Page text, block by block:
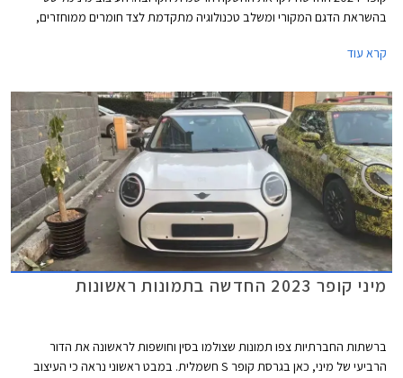
בהשראת הדגם המקורי ומשלב טכנולוגיה מתקדמת לצד חומרים ממוחזרים,
קונספטואלי.
קרא עוד
מיני קופר 2023 החדשה בתמונות ראשונות
ברשתות החברתיות צפו תמונות שצולמו בסין וחושפות לראשונה את הדור
הרביעי של מיני, כאן בגרסת קופר S חשמלית. במבט ראשוני נראה כי העיצוב